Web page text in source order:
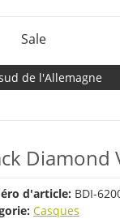
Sale
de l'Allemagne
Diamond
d'article: BDI-
Casques